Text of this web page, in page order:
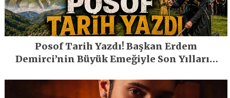
Posof Tarih Yazdı! Başkan Erdem
Demirci’nin Büyük Emeğiyle Son Yılların